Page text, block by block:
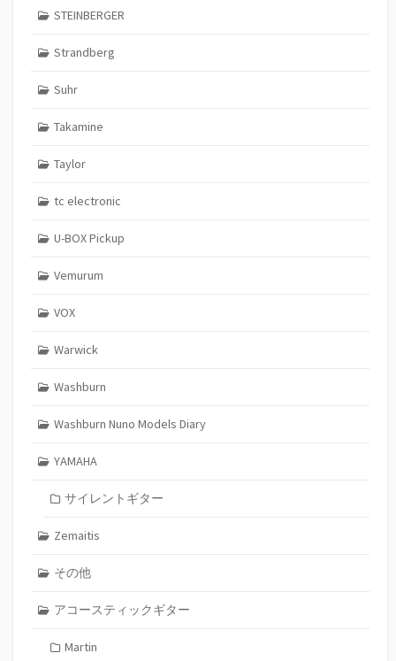
STEINBERGER
Strandberg
Suhr
Takamine
Taylor
tc electronic
U-BOX Pickup
Vemurum
VOX
Warwick
Washburn
Washburn Nuno Models Diary
YAMAHA
サイレントギター
Zemaitis
その他
アコースティックギター
Martin